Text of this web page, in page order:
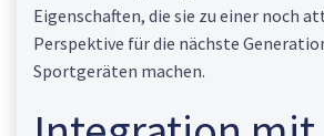
Eigenschaften, die sie zu einer noch
Perspektive für die nächste
Sportgeräten machen.